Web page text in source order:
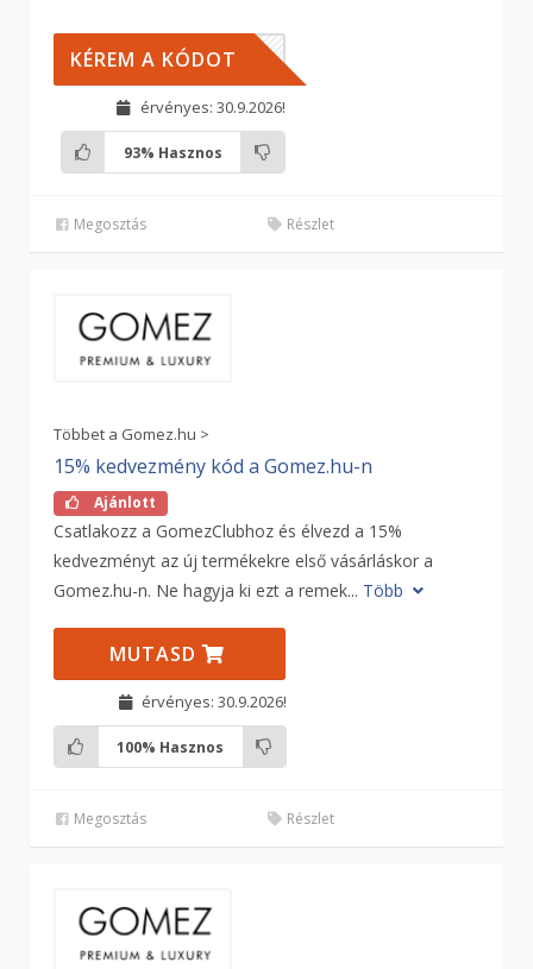
LDIK
KÉREM A KÓDOT
érvényes: 30.9.2026!
93% Hasznos
Megosztás Részlet
Többet a Gomez.hu >
15% kedvezmény kód a Gomez.hu-n
Ajánlott
Csatlakozz a GomezClubhoz és élvezd a 15%
kedvezményt az új termékekre első vásárláskor a
Gomez.hu-n. Ne hagyja ki ezt a remek... Több
MUTASD
érvényes: 30.9.2026!
100% Hasznos
Megosztás Részlet